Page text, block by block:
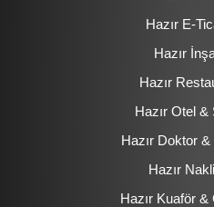
Hazır E-
Hazır
Hazır
Hazır Otel
Hazır Doktor
Hazır
Hazır Kuaför